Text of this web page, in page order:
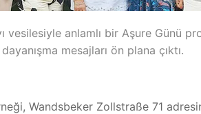
anlamlı bir Aşure Günü
mesajları ön plana çıktı.
Wandsbeker Zollstraße 71